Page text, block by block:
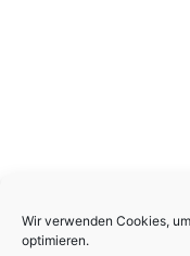
Wir verwenden Cookies,
optimieren.